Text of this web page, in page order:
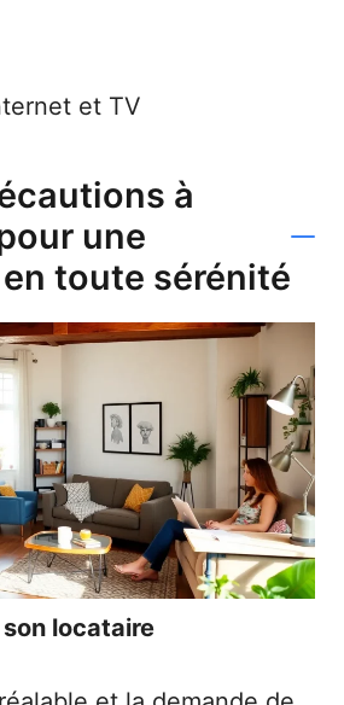
et TV
à
une
toute sérénité
locataire